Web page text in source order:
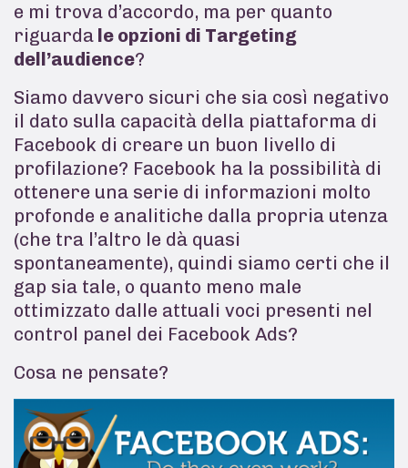
e mi trova d’accordo, ma per quanto
riguarda le opzioni di Targeting
dell’audience?
Siamo davvero sicuri che sia così negativo
il dato sulla capacità della piattaforma di
Facebook di creare un buon livello di
profilazione? Facebook ha la possibilità di
ottenere una serie di informazioni molto
profonde e analitiche dalla propria utenza
(che tra l’altro le dà quasi
spontaneamente), quindi siamo certi che il
gap sia tale, o quanto meno male
ottimizzato dalle attuali voci presenti nel
control panel dei Facebook Ads?
Cosa ne pensate?